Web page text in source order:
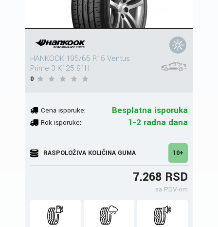
HANKOOK 195/65 R15 Ventus
Prime 3 K125 91H
0
Cena isporuke: Besplatna isporuka
Rok isporuke: 1-2 radna dana
RASPOLOŽIVA KOLIČINA GUMA 10+
7.268 RSD
sa PDV-om